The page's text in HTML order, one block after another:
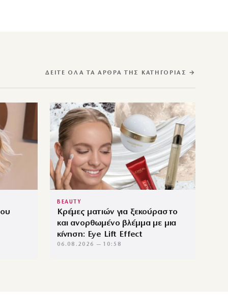
ΔΕΊΤΕ ΌΛΑ ΤΑ ΆΡΘΡΑ ΤΗΣ ΚΑΤΗΓΟΡΊΑΣ →
BEAUTY
Κρέμες ματιών για ξεκούραστο
και ανορθωμένο βλέμμα με μια
κίνηση: Eye Lift Effect
06.08.2026 — 10:58